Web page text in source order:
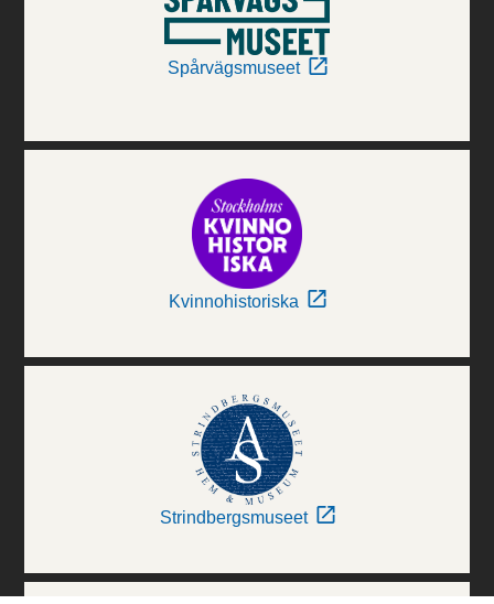
Spårvägsmuseet
Kvinnohistoriska
Strindbergsmuseet